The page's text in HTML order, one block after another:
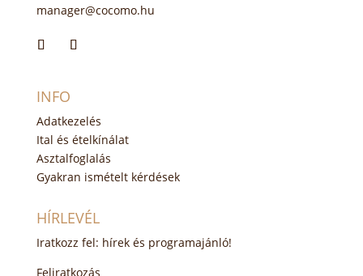
manager@cocomo.hu
INFO
Adatkezelés
Ital és ételkínálat
Asztalfoglalás
Gyakran ismételt kérdések
HÍRLEVÉL
Iratkozz fel: hírek és programajánló!
Feliratkozás